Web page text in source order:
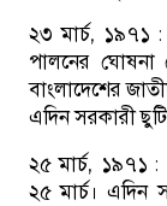
২৩ মার্চ, ১৯৭১ :
পালনের ঘোষনা
বাংলাদেশের
এদিন সরকারী
২৫ মার্চ, ১৯৭১ :
২৫ মার্চ। এদিন